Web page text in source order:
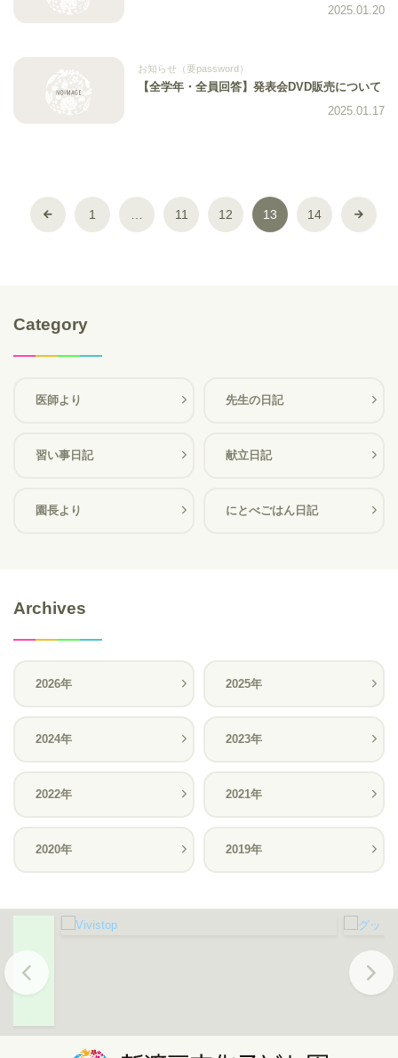
2025.01.20
お知らせ（要password）
【全学年・全員回答】発表会DVD販売について
2025.01.17
1 11 12 13 14
Category
医師より 先生の日記
習い事日記 献立日記
園長より にとべごはん日記
Archives
2026年 2025年
2024年 2023年
2022年 2021年
2020年 2019年
Previous Next